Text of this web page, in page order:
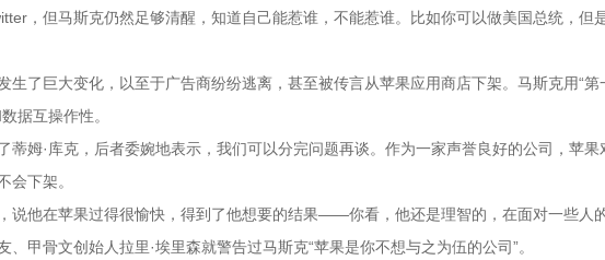
，但马斯克仍然足够清醒，知道自己能惹谁，不能惹谁。比如你可以做美国总统，但
生了巨大变化，以至于广告商纷纷逃离，甚至被传言从苹果应用商店下架。马斯克用“第
据互操作性。
蒂姆·库克，后者委婉地表示，我们可以分完问题再谈。作为一家声誉良好的公司，苹果
会下架。
说他在苹果过得很愉快，得到了他想要的结果——你看，他还是理智的，在面对一些人的
甲骨文创始人拉里·埃里森就警告过马斯克“苹果是你不想与之为伍的公司”。